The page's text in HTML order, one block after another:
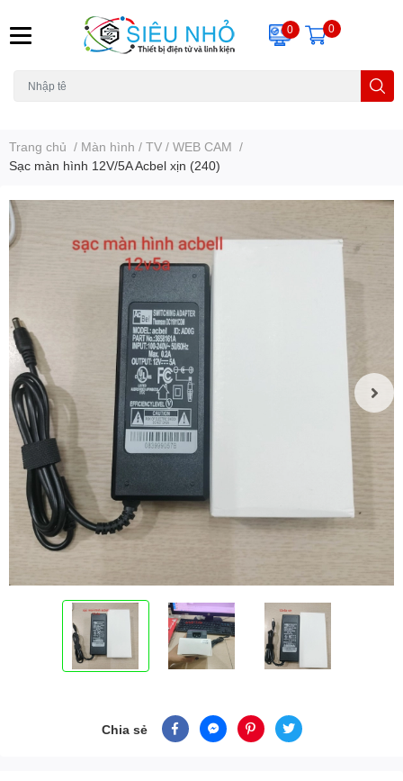
0 0
Trang chủ / Màn hình / TV / WEB CAM /
Sạc màn hình 12V/5A Acbel xịn (240)
Chia sẻ